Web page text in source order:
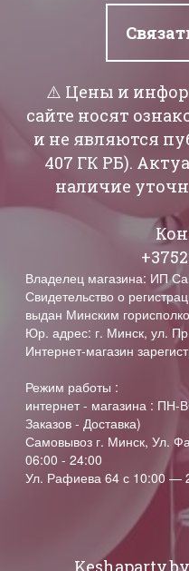
⚠️ Цены и
сайте носят
и не являются
407 ГК РБ).
наличие
Владелец магазина: ИП
Свидетельство о
выдан Минским
Юр. адрес: г. Минск, ул.
Интернет-магазин
Режим работы :
интернет - магазина : ПН-
Заказов - Доставка)
Самовывоз г. Минск, Ул.
06:00 - 24:00
Ул. Рафиева 64 с 10:00 —